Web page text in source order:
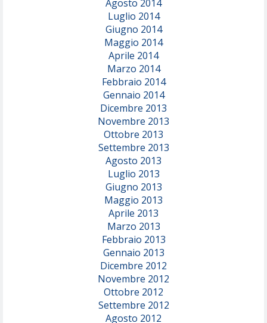
Agosto 2014
Luglio 2014
Giugno 2014
Maggio 2014
Aprile 2014
Marzo 2014
Febbraio 2014
Gennaio 2014
Dicembre 2013
Novembre 2013
Ottobre 2013
Settembre 2013
Agosto 2013
Luglio 2013
Giugno 2013
Maggio 2013
Aprile 2013
Marzo 2013
Febbraio 2013
Gennaio 2013
Dicembre 2012
Novembre 2012
Ottobre 2012
Settembre 2012
Agosto 2012